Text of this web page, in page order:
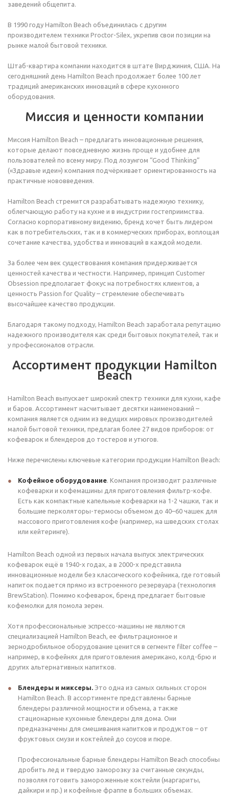
заведений общепита.
В 1990 году Hamilton Beach объединилась с другим
производителем техники Proctor-Silex, укрепив свои позиции на
рынке малой бытовой техники.
Штаб-квартира компании находится в штате Вирджиния, США. На
сегодняшний день Hamilton Beach продолжает более 100 лет
традиций американских инноваций в сфере кухонного
оборудования.
Миссия и ценности компании
Миссия Hamilton Beach – предлагать инновационные решения,
которые делают повседневную жизнь проще и удобнее для
пользователей по всему миру. Под лозунгом “Good Thinking”
(«Здравые идеи») компания подчёркивает ориентированность на
практичные нововведения.
Hamilton Beach стремится разрабатывать надежную технику,
облегчающую работу на кухне и в индустрии гостеприимства.
Согласно корпоративному видению, бренд хочет быть лидером
как в потребительских, так и в коммерческих приборах, воплощая
сочетание качества, удобства и инноваций в каждой модели.
За более чем век существования компания придерживается
ценностей качества и честности. Например, принцип Customer
Obsession предполагает фокус на потребностях клиентов, а
ценность Passion for Quality – стремление обеспечивать
высочайшее качество продукции.
Благодаря такому подходу, Hamilton Beach заработала репутацию
надежного производителя как среди бытовых покупателей, так и
у профессионалов отрасли.
Ассортимент продукции Hamilton
Beach
Hamilton Beach выпускает широкий спектр техники для кухни, кафе
и баров. Ассортимент насчитывает десятки наименований –
компания является одним из ведущих мировых производителей
малой бытовой техники, предлагая более 27 видов приборов: от
кофеварок и блендеров до тостеров и утюгов.
Ниже перечислены ключевые категории продукции Hamilton Beach:
Кофейное оборудование. Компания производит различные
кофеварки и кофемашины для приготовления фильтр-кофе.
Есть как компактные капельные кофеварки на 1-2 чашки, так и
большие перколяторы-термосы объемом до 40–60 чашек для
массового приготовления кофе (например, на шведских столах
или кейтеринге).
Hamilton Beach одной из первых начала выпуск электрических
кофеварок ещё в 1940-х годах, а в 2000-х представила
инновационные модели без классического кофейника, где готовый
напиток подается прямо из встроенного резервуара (технология
BrewStation). Помимо кофеварок, бренд предлагает бытовые
кофемолки для помола зерен.
Хотя профессиональные эспрессо-машины не являются
специализацией Hamilton Beach, ее фильтрационное и
зернодробильное оборудование ценится в сегменте filter coffee –
например, в кофейнях для приготовления американо, колд-брю и
других альтернативных напитков.
Блендеры и миксеры. Это одна из самых сильных сторон
Hamilton Beach. В ассортименте представлены барные
блендеры различной мощности и объема, а также
стационарные кухонные блендеры для дома. Они
предназначены для смешивания напитков и продуктов – от
фруктовых смузи и коктейлей до соусов и пюре.
Профессиональные барные блендеры Hamilton Beach способны
дробить лед и твердую заморозку за считанные секунды,
позволяя готовить замороженные коктейли (маргариты,
дайкири и пр.) и кофейные фраппе в больших объемах.